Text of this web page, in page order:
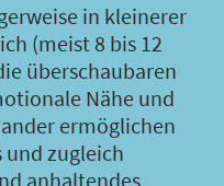
in kleinerer
(meist 8 bis 12
überschaubaren
Nähe und
ermöglichen
und zugleich
anhaltendes